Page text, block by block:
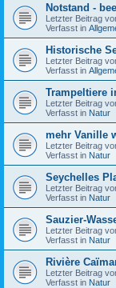
Notstand -
Letzter Beitrag
Verfasst in
Historische
Letzter Beitrag
Verfasst in
Trampeltiere
Letzter Beitrag
Verfasst in Natur
mehr Vanille
Letzter Beitrag
Verfasst in Natur
Seychelles
Letzter Beitrag
Verfasst in Natur
Sauzier-
Letzter Beitrag
Verfasst in Natur
Rivière
Letzter Beitrag
Verfasst in Natur